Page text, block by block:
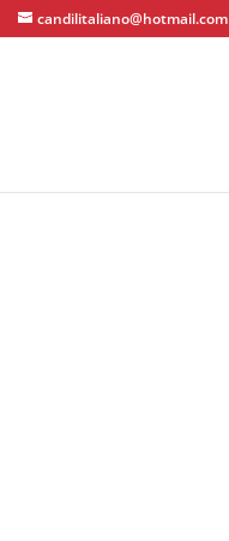
candilitaliano@hotmail.com